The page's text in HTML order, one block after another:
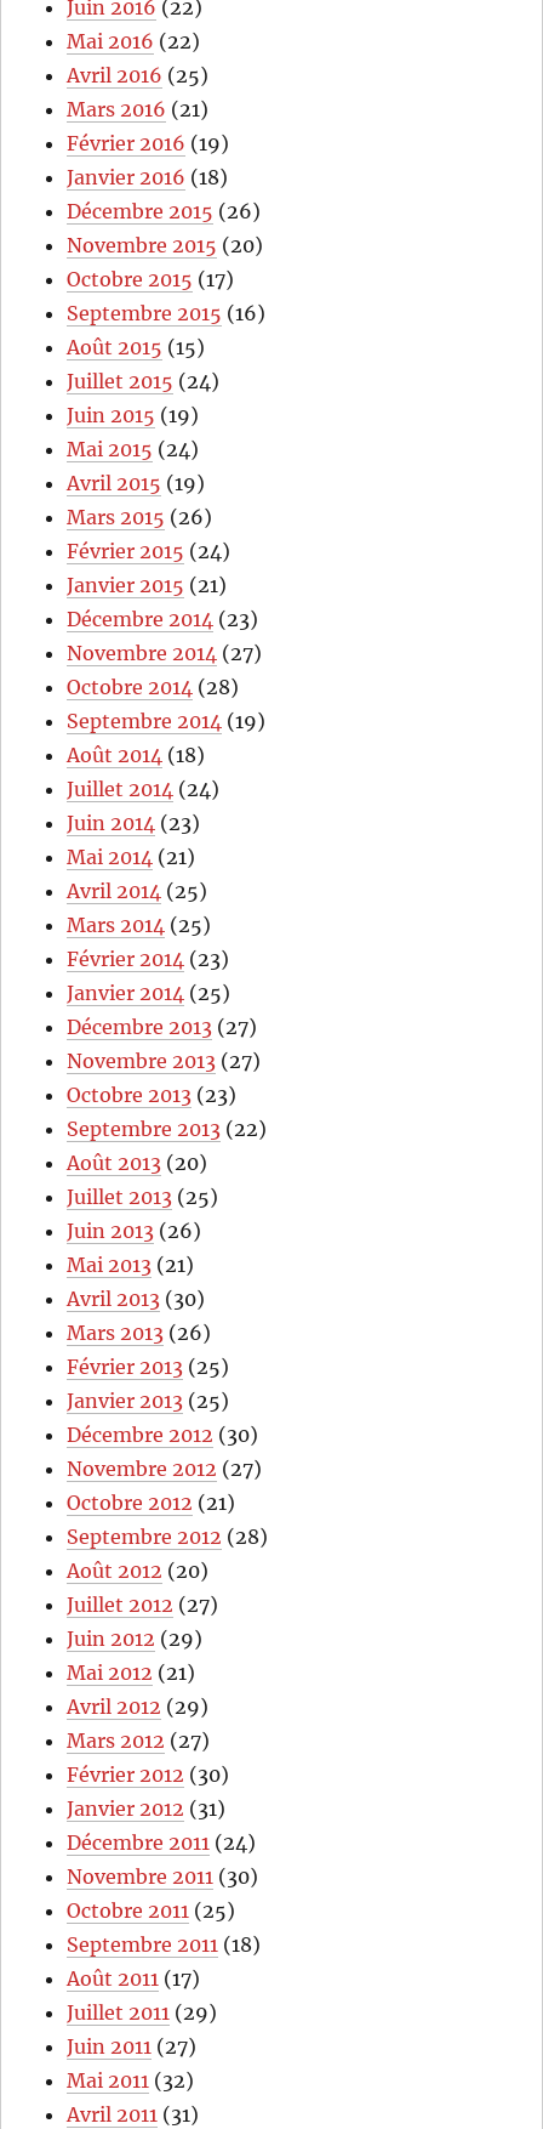
Juin 2016 (22)
Mai 2016 (22)
Avril 2016 (25)
Mars 2016 (21)
Février 2016 (19)
Janvier 2016 (18)
Décembre 2015 (26)
Novembre 2015 (20)
Octobre 2015 (17)
Septembre 2015 (16)
Août 2015 (15)
Juillet 2015 (24)
Juin 2015 (19)
Mai 2015 (24)
Avril 2015 (19)
Mars 2015 (26)
Février 2015 (24)
Janvier 2015 (21)
Décembre 2014 (23)
Novembre 2014 (27)
Octobre 2014 (28)
Septembre 2014 (19)
Août 2014 (18)
Juillet 2014 (24)
Juin 2014 (23)
Mai 2014 (21)
Avril 2014 (25)
Mars 2014 (25)
Février 2014 (23)
Janvier 2014 (25)
Décembre 2013 (27)
Novembre 2013 (27)
Octobre 2013 (23)
Septembre 2013 (22)
Août 2013 (20)
Juillet 2013 (25)
Juin 2013 (26)
Mai 2013 (21)
Avril 2013 (30)
Mars 2013 (26)
Février 2013 (25)
Janvier 2013 (25)
Décembre 2012 (30)
Novembre 2012 (27)
Octobre 2012 (21)
Septembre 2012 (28)
Août 2012 (20)
Juillet 2012 (27)
Juin 2012 (29)
Mai 2012 (21)
Avril 2012 (29)
Mars 2012 (27)
Février 2012 (30)
Janvier 2012 (31)
Décembre 2011 (24)
Novembre 2011 (30)
Octobre 2011 (25)
Septembre 2011 (18)
Août 2011 (17)
Juillet 2011 (29)
Juin 2011 (27)
Mai 2011 (32)
Avril 2011 (31)